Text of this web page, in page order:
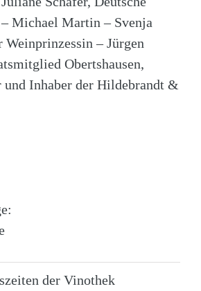
Michael Martin – Svenja
Weinprinzessin – Jürgen
Obertshausen,
und Inhaber der Hildebrandt &
der Vinothek